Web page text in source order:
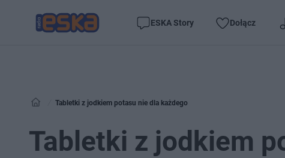
ESKA Story Dołącz
Tabletki z jodkiem potasu nie dla każdego
Tabletki z jodkiem